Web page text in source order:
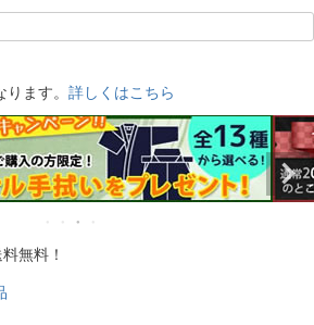
ます。 詳しくはこちら
無料！